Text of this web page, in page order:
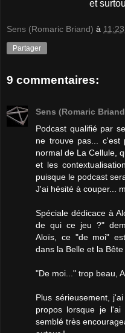
et
Sens (Romaric Briand) à 11:23
Partager
9 commentaires:
Sens (Romaric
Podcast qualifié par
ne trouve pas... c'est
normal de La Cellule,
et les
puisque le podcast
J'ai hésité à couper...
Spéciale dédicace à
de qui ce jeu ?"
Aloïs, ce "de moi"
dans la Belle et la Bête
"De moi..." trop beau,
Plus sérieusement,
propos lorsque je
semblé très